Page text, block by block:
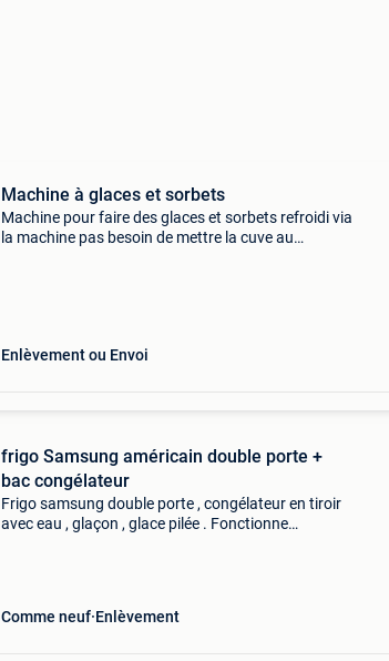
Machine à glaces et sorbets
Machine pour faire des glaces et sorbets refroidi via
la machine pas besoin de mettre la cuve au
Enlèvement ou Envoi
frigo Samsung américain double porte +
bac congélateur
Frigo samsung double porte , congélateur en tiroir
avec eau , glaçon , glace pilée . Fonctionne
Comme neuf Enlèvement